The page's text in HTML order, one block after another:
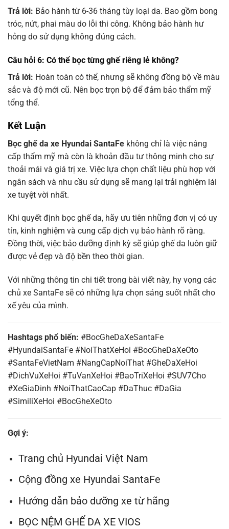
Trả lời: Bảo hành từ 6-36 tháng tùy loại da. Bao gồm bong
tróc, nứt, phai màu do lỗi thi công. Không bảo hành hư
hỏng do sử dụng không đúng cách.
Câu hỏi 6: Có thể bọc từng ghế riêng lẻ không?
Trả lời: Hoàn toàn có thể, nhưng sẽ không đồng bộ về màu
sắc và độ mới cũ. Nên bọc trọn bộ để đảm bảo thẩm mỹ
tổng thể.
Kết Luận
Bọc ghế da xe Hyundai SantaFe không chỉ là việc nâng
cấp thẩm mỹ mà còn là khoản đầu tư thông minh cho sự
thoải mái và giá trị xe. Việc lựa chọn chất liệu phù hợp với
ngân sách và nhu cầu sử dụng sẽ mang lại trải nghiệm lái
xe tuyệt vời nhất.
Khi quyết định bọc ghế da, hãy ưu tiên những đơn vị có uy
tín, kinh nghiệm và cung cấp dịch vụ bảo hành rõ ràng.
Đồng thời, việc bảo dưỡng định kỳ sẽ giúp ghế da luôn giữ
được vẻ đẹp và độ bền theo thời gian.
Với những thông tin chi tiết trong bài viết này, hy vọng các
chủ xe SantaFe sẽ có những lựa chọn sáng suốt nhất cho
xế yêu của mình.
Hashtags phổ biến: #BocGheDaXeSantaFe
#HyundaiSantaFe #NoiThatXeHoi #BocGheDaXeOto
#SantaFeVietNam #NangCapNoiThat #GheDaXeHoi
#DichVuXeHoi #TuVanXeHoi #BaoTriXeHoi #SUV7Cho
#XeGiaDinh #NoiThatCaoCap #DaThuc #DaGia
#SimiliXeHoi #BocGheXeOto
Gợi ý:
Trang chủ Hyundai Việt Nam
Cộng đồng xe Hyundai SantaFe
Hướng dẫn bảo dưỡng xe từ hãng
BỌC NỆM GHẾ DA XE VIOS